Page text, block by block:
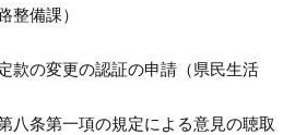
備課）
款の変更の認証の申請（県民生活
八条第一項の規定による意見の聴取